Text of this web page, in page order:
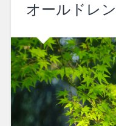
オールドレ